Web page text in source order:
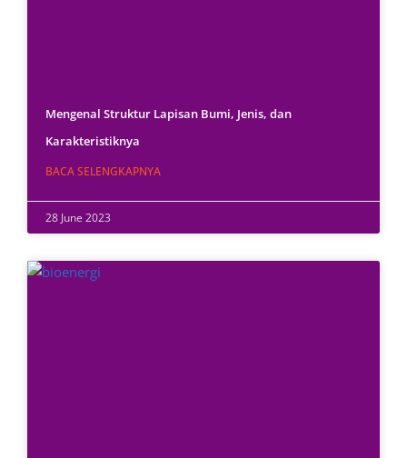
Mengenal Struktur Lapisan Bumi, Jenis, dan
Karakteristiknya
BACA SELENGKAPNYA
28 June 2023